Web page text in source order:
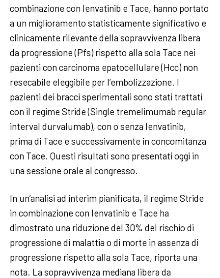
combinazione con lenvatinib e Tace, hanno portato
a un miglioramento statisticamente significativo e
clinicamente rilevante della sopravvivenza libera
da progressione (Pfs) rispetto alla sola Tace nei
pazienti con carcinoma epatocellulare (Hcc) non
resecabile eleggibile per l’embolizzazione. I
pazienti dei bracci sperimentali sono stati trattati
con il regime Stride (Single tremelimumab regular
interval durvalumab), con o senza lenvatinib,
prima di Tace e successivamente in concomitanza
con Tace. Questi risultati sono presentati oggi in
una sessione orale al congresso.
In un’analisi ad interim pianificata, il regime Stride
in combinazione con lenvatinib e Tace ha
dimostrato una riduzione del 30% del rischio di
progressione di malattia o di morte in assenza di
progressione rispetto alla sola Tace, riporta una
nota. La sopravvivenza mediana libera da